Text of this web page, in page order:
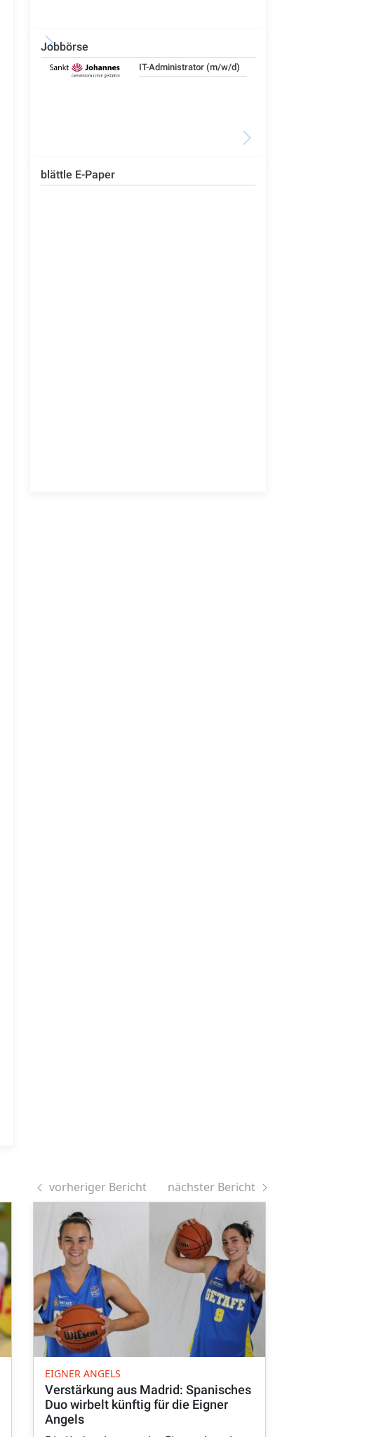
Jobbörse
IT-Administrator (m/w/d)
blättle E-Paper
vorheriger Bericht nächster Bericht
EIGNER ANGELS
Verstärkung aus Madrid: Spanisches
Duo wirbelt künftig für die Eigner
Angels